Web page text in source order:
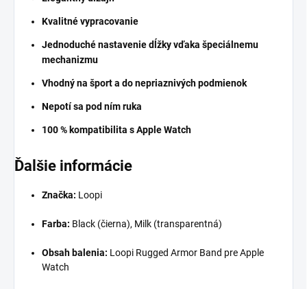
Kvalitné vypracovanie
Jednoduché nastavenie dĺžky vďaka špeciálnemu
mechanizmu
Vhodný na šport a do nepriaznivých podmienok
Nepotí sa pod ním ruka
100 % kompatibilita s Apple Watch
Ďalšie informácie
Značka: Loopi
Farba: Black (čierna), Milk (transparentná)
Obsah balenia: Loopi Rugged Armor Band pre Apple
Watch